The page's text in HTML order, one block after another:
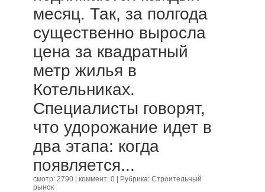
месяц. Так, за полгода
существенно выросла
цена за квадратный
метр жилья в
Котельниках.
Специалисты говорят,
что удорожание идет в
два этапа: когда
появляется...
смотр: 2790 | коммент: 0 | Рубрика: Строительный
рынок